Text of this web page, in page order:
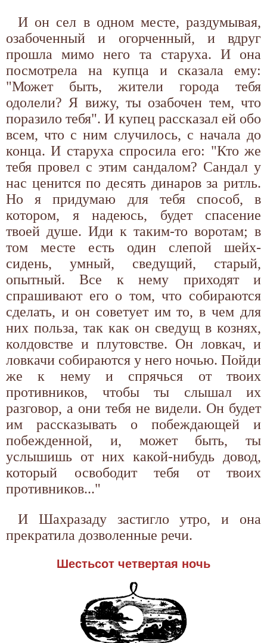
И он сел в одном месте, раздумывая,
озабоченный и огорченный, и вдруг
прошла мимо него та старуха. И она
посмотрела на купца и сказала ему:
"Может быть, жители города тебя
одолели? Я вижу, ты озабочен тем, что
поразило тебя". И купец рассказал ей обо
всем, что с ним случилось, с начала до
конца. И старуха спросила его: "Кто же
тебя провел с этим сандалом? Сандал у
нас ценится по десять динаров за ритль.
Но я придумаю для тебя способ, в
котором, я надеюсь, будет спасение
твоей душе. Иди к таким-то воротам; в
том месте есть один слепой шейх-
сидень, умный, сведущий, старый,
опытный. Все к нему приходят и
спрашивают его о том, что собираются
сделать, и он советует им то, в чем для
них польза, так как он сведущ в кознях,
колдовстве и плутовстве. Он ловкач, и
ловкачи собираются у него ночью. Пойди
же к нему и спрячься от твоих
противников, чтобы ты слышал их
разговор, а они тебя не видели. Он будет
им рассказывать о побеждающей и
побежденной, и, может быть, ты
услышишь от них какой-нибудь довод,
который освободит тебя от твоих
противников..."
И Шахразаду застигло утро, и она
прекратила дозволенные речи.
Шестьсот четвертая ночь